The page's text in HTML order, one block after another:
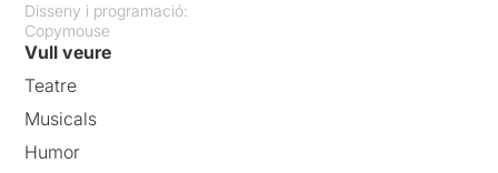
Disseny i programació:
Copymouse
Vull veure
Teatre
Musicals
Humor